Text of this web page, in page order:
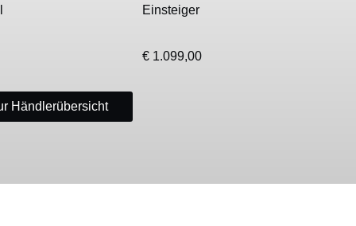
Einsteiger
€ 1.099,00
Händlerübersicht